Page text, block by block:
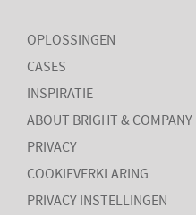
OPLOSSINGEN
CASES
INSPIRATIE
ABOUT BRIGHT & COMPANY
PRIVACY
COOKIEVERKLARING
PRIVACY INSTELLINGEN